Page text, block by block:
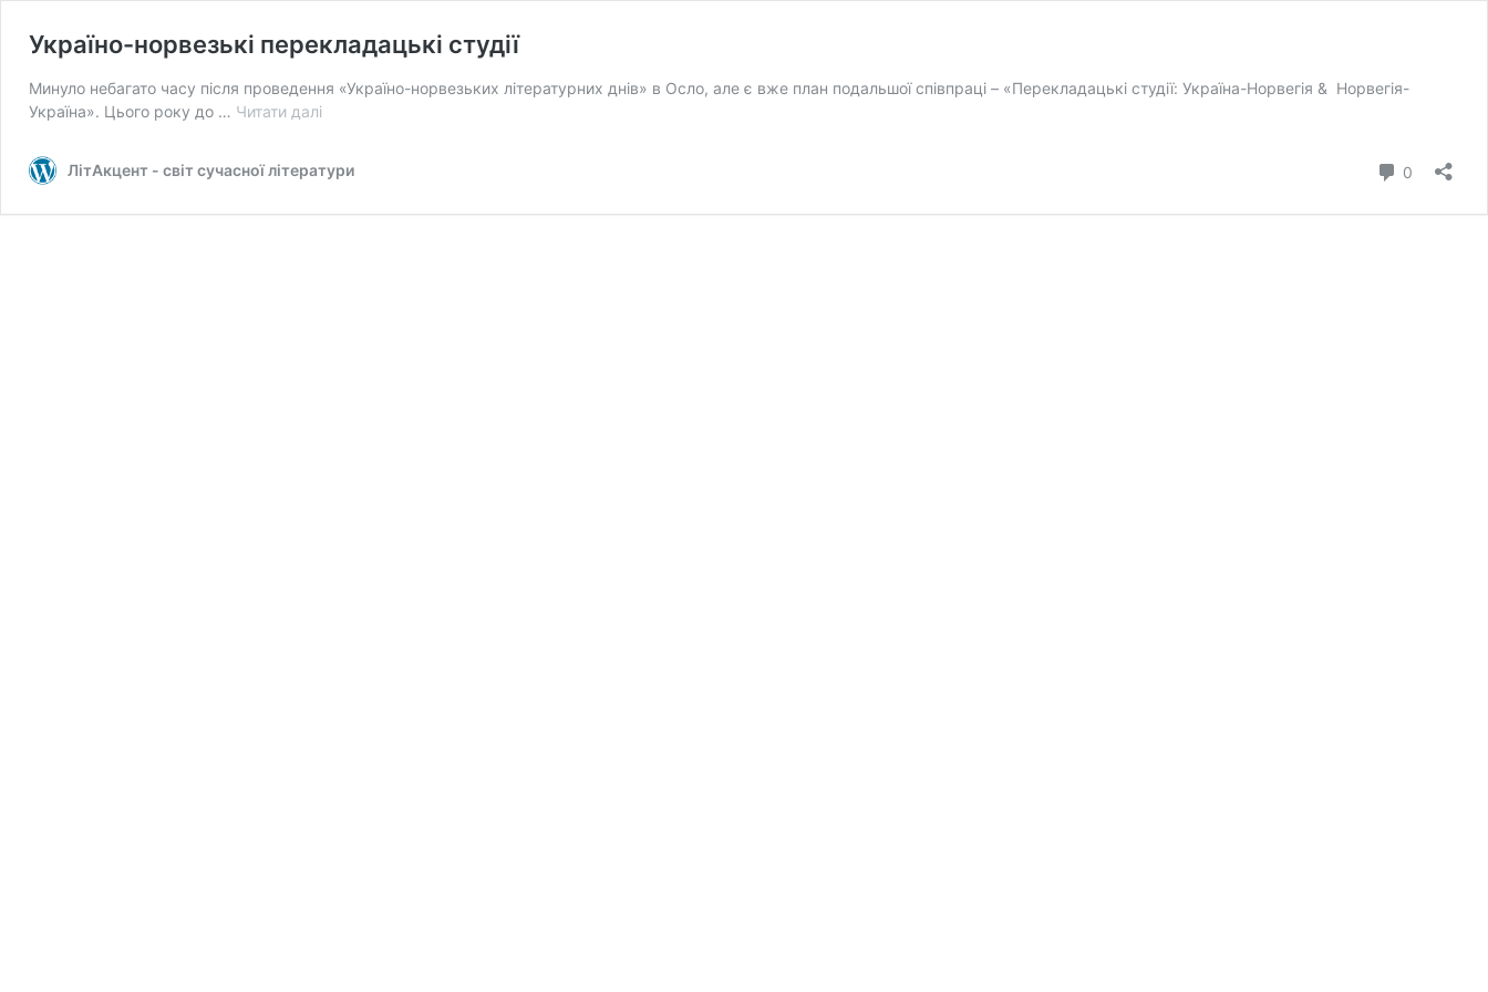
Україно-норвезькі перекладацькі студії
Минуло небагато часу після проведення «Україно-норвезьких літературних днів» в Осло, але є вже план подальшої співпраці – «Перекладацькі студії: Україна-Норвегія & Норвегія-
Україна». Цього року до … Читати даліУкраїно-
студії
ЛітАкцент - світ сучасної літератури 0